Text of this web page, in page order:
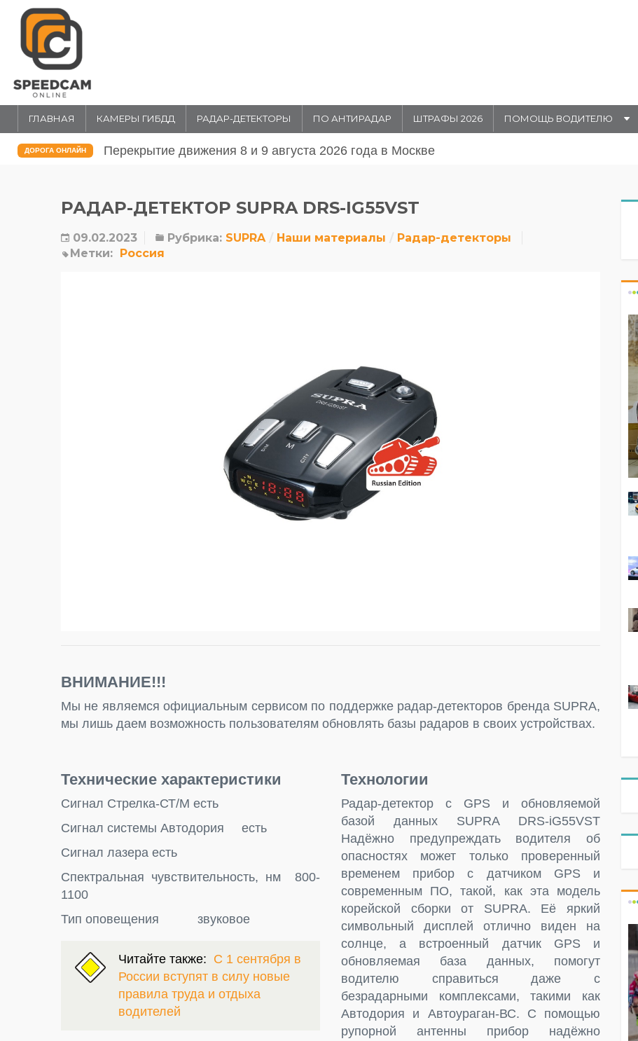
ГЛАВНАЯ КАМЕРЫ ГИБДД РАДАР-ДЕТЕКТОРЫ ПО АНТИРАДАР ШТРАФЫ 2026 ПОМОЩЬ ВОДИТЕЛЮ
ДОРОГА ОНЛАЙН Перекрытие движения 31 июля и 1 августа 20026 года в Москве
РАДАР-ДЕТЕКТОР SUPRA DRS-IG55VST
09.02.2023 Рубрика: SUPRA Наши материалы
Радар-детекторы
Метки: Россия
ВНИМАНИЕ!!!
Мы не являемся официальным сервисом по поддержке радар-детекторов бренда SUPRA,
мы лишь даем возможность пользователям обновлять базы радаров в своих устройствах.
Технические характеристики
Сигнал Стрелка-СТ/М есть
Сигнал системы Автодория есть
Сигнал лазера есть
Спектральная чувствительность, нм 800-
1100
Тип оповещения звуковое
Читайте также: С 1 сентября в
России вступят в силу новые
правила труда и отдыха
водителей
Технологии
Радар-детектор с GPS и обновляемой
базой данных SUPRA DRS-iG55VST
Надёжно предупреждать водителя об
опасностях может только проверенный
временем прибор с датчиком GPS и
современным ПО, такой, как эта модель
корейской сборки от SUPRA. Её яркий
символьный дисплей отлично виден на
солнце, а встроенный датчик GPS и
обновляемая база данных, помогут
водителю справиться даже с
безрадарными комплексами, такими как
Автодория и Автоураган-ВС. С помощью
рупорной антенны прибор надёжно